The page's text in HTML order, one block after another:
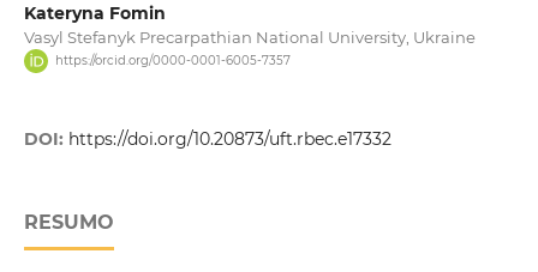
Kateryna Fomin
Vasyl Stefanyk Precarpathian National University, Ukraine
https://orcid.org/0000-0001-6005-7357
DOI: https://doi.org/10.20873/uft.rbec.e17332
RESUMO